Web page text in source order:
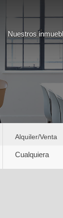
Nuestros
Nuestros
Alquiler/Venta
Cualquiera